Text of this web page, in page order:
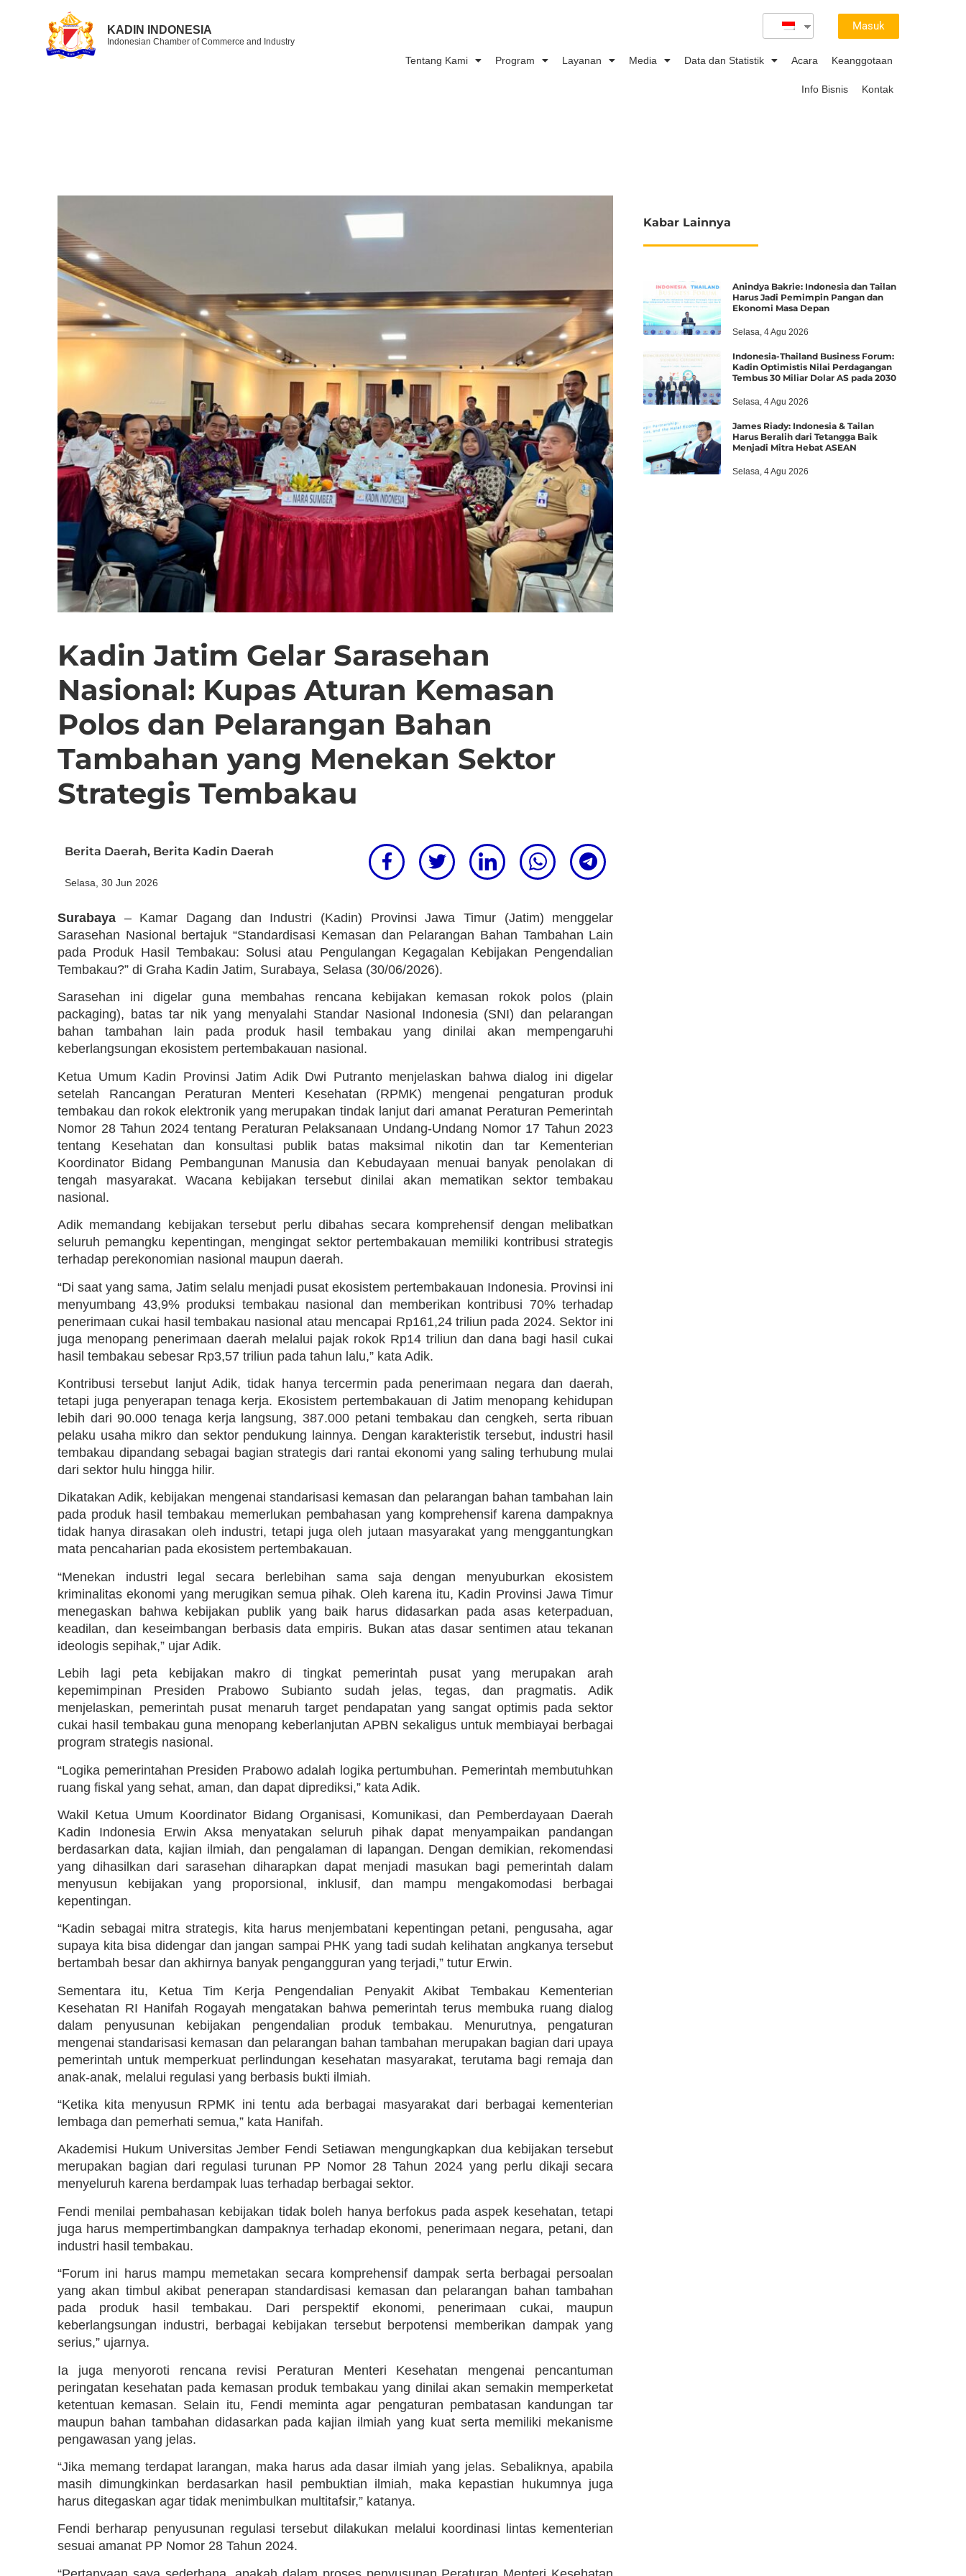
KADIN INDONESIA
Indonesian Chamber of Commerce and Industry
Masuk
Tentang Kami Program Layanan Media Data dan Statistik Acara Keanggotaan
Info Bisnis Kontak
Kadin Jatim Gelar Sarasehan
Nasional: Kupas Aturan Kemasan
Polos dan Pelarangan Bahan
Tambahan yang Menekan Sektor
Strategis Tembakau
Berita Daerah, Berita Kadin Daerah
Selasa, 30 Jun 2026
Surabaya – Kamar Dagang dan Industri (Kadin) Provinsi Jawa Timur (Jatim) menggelar
Sarasehan Nasional bertajuk “Standardisasi Kemasan dan Pelarangan Bahan Tambahan Lain
pada Produk Hasil Tembakau: Solusi atau Pengulangan Kegagalan Kebijakan Pengendalian
Tembakau?” di Graha Kadin Jatim, Surabaya, Selasa (30/06/2026).
Sarasehan ini digelar guna membahas rencana kebijakan kemasan rokok polos (plain
packaging), batas tar nik yang menyalahi Standar Nasional Indonesia (SNI) dan pelarangan
bahan tambahan lain pada produk hasil tembakau yang dinilai akan mempengaruhi
keberlangsungan ekosistem pertembakauan nasional.
Ketua Umum Kadin Provinsi Jatim Adik Dwi Putranto menjelaskan bahwa dialog ini digelar
setelah Rancangan Peraturan Menteri Kesehatan (RPMK) mengenai pengaturan produk
tembakau dan rokok elektronik yang merupakan tindak lanjut dari amanat Peraturan Pemerintah
Nomor 28 Tahun 2024 tentang Peraturan Pelaksanaan Undang-Undang Nomor 17 Tahun 2023
tentang Kesehatan dan konsultasi publik batas maksimal nikotin dan tar Kementerian
Koordinator Bidang Pembangunan Manusia dan Kebudayaan menuai banyak penolakan di
tengah masyarakat. Wacana kebijakan tersebut dinilai akan mematikan sektor tembakau
nasional.
Adik memandang kebijakan tersebut perlu dibahas secara komprehensif dengan melibatkan
seluruh pemangku kepentingan, mengingat sektor pertembakauan memiliki kontribusi strategis
terhadap perekonomian nasional maupun daerah.
“Di saat yang sama, Jatim selalu menjadi pusat ekosistem pertembakauan Indonesia. Provinsi ini
menyumbang 43,9% produksi tembakau nasional dan memberikan kontribusi 70% terhadap
penerimaan cukai hasil tembakau nasional atau mencapai Rp161,24 triliun pada 2024. Sektor ini
juga menopang penerimaan daerah melalui pajak rokok Rp14 triliun dan dana bagi hasil cukai
hasil tembakau sebesar Rp3,57 triliun pada tahun lalu,” kata Adik.
Kontribusi tersebut lanjut Adik, tidak hanya tercermin pada penerimaan negara dan daerah,
tetapi juga penyerapan tenaga kerja. Ekosistem pertembakauan di Jatim menopang kehidupan
lebih dari 90.000 tenaga kerja langsung, 387.000 petani tembakau dan cengkeh, serta ribuan
pelaku usaha mikro dan sektor pendukung lainnya. Dengan karakteristik tersebut, industri hasil
tembakau dipandang sebagai bagian strategis dari rantai ekonomi yang saling terhubung mulai
dari sektor hulu hingga hilir.
Dikatakan Adik, kebijakan mengenai standarisasi kemasan dan pelarangan bahan tambahan lain
pada produk hasil tembakau memerlukan pembahasan yang komprehensif karena dampaknya
tidak hanya dirasakan oleh industri, tetapi juga oleh jutaan masyarakat yang menggantungkan
mata pencaharian pada ekosistem pertembakauan.
“Menekan industri legal secara berlebihan sama saja dengan menyuburkan ekosistem
kriminalitas ekonomi yang merugikan semua pihak. Oleh karena itu, Kadin Provinsi Jawa Timur
menegaskan bahwa kebijakan publik yang baik harus didasarkan pada asas keterpaduan,
keadilan, dan keseimbangan berbasis data empiris. Bukan atas dasar sentimen atau tekanan
ideologis sepihak,” ujar Adik.
Lebih lagi peta kebijakan makro di tingkat pemerintah pusat yang merupakan arah
kepemimpinan Presiden Prabowo Subianto sudah jelas, tegas, dan pragmatis. Adik
menjelaskan, pemerintah pusat menaruh target pendapatan yang sangat optimis pada sektor
cukai hasil tembakau guna menopang keberlanjutan APBN sekaligus untuk membiayai berbagai
program strategis nasional.
“Logika pemerintahan Presiden Prabowo adalah logika pertumbuhan. Pemerintah membutuhkan
ruang fiskal yang sehat, aman, dan dapat diprediksi,” kata Adik.
Wakil Ketua Umum Koordinator Bidang Organisasi, Komunikasi, dan Pemberdayaan Daerah
Kadin Indonesia Erwin Aksa menyatakan seluruh pihak dapat menyampaikan pandangan
berdasarkan data, kajian ilmiah, dan pengalaman di lapangan. Dengan demikian, rekomendasi
yang dihasilkan dari sarasehan diharapkan dapat menjadi masukan bagi pemerintah dalam
menyusun kebijakan yang proporsional, inklusif, dan mampu mengakomodasi berbagai
kepentingan.
“Kadin sebagai mitra strategis, kita harus menjembatani kepentingan petani, pengusaha, agar
supaya kita bisa didengar dan jangan sampai PHK yang tadi sudah kelihatan angkanya tersebut
bertambah besar dan akhirnya banyak pengangguran yang terjadi,” tutur Erwin.
Sementara itu, Ketua Tim Kerja Pengendalian Penyakit Akibat Tembakau Kementerian
Kesehatan RI Hanifah Rogayah mengatakan bahwa pemerintah terus membuka ruang dialog
dalam penyusunan kebijakan pengendalian produk tembakau. Menurutnya, pengaturan
mengenai standarisasi kemasan dan pelarangan bahan tambahan merupakan bagian dari upaya
pemerintah untuk memperkuat perlindungan kesehatan masyarakat, terutama bagi remaja dan
anak-anak, melalui regulasi yang berbasis bukti ilmiah.
“Ketika kita menyusun RPMK ini tentu ada berbagai masyarakat dari berbagai kementerian
lembaga dan pemerhati semua,” kata Hanifah.
Akademisi Hukum Universitas Jember Fendi Setiawan mengungkapkan dua kebijakan tersebut
merupakan bagian dari regulasi turunan PP Nomor 28 Tahun 2024 yang perlu dikaji secara
menyeluruh karena berdampak luas terhadap berbagai sektor.
Fendi menilai pembahasan kebijakan tidak boleh hanya berfokus pada aspek kesehatan, tetapi
juga harus mempertimbangkan dampaknya terhadap ekonomi, penerimaan negara, petani, dan
industri hasil tembakau.
“Forum ini harus mampu memetakan secara komprehensif dampak serta berbagai persoalan
yang akan timbul akibat penerapan standardisasi kemasan dan pelarangan bahan tambahan
pada produk hasil tembakau. Dari perspektif ekonomi, penerimaan cukai, maupun
keberlangsungan industri, berbagai kebijakan tersebut berpotensi memberikan dampak yang
serius,” ujarnya.
Ia juga menyoroti rencana revisi Peraturan Menteri Kesehatan mengenai pencantuman
peringatan kesehatan pada kemasan produk tembakau yang dinilai akan semakin memperketat
ketentuan kemasan. Selain itu, Fendi meminta agar pengaturan pembatasan kandungan tar
maupun bahan tambahan didasarkan pada kajian ilmiah yang kuat serta memiliki mekanisme
pengawasan yang jelas.
“Jika memang terdapat larangan, maka harus ada dasar ilmiah yang jelas. Sebaliknya, apabila
masih dimungkinkan berdasarkan hasil pembuktian ilmiah, maka kepastian hukumnya juga
harus ditegaskan agar tidak menimbulkan multitafsir,” katanya.
Fendi berharap penyusunan regulasi tersebut dilakukan melalui koordinasi lintas kementerian
sesuai amanat PP Nomor 28 Tahun 2024.
Kabar Lainnya
Anindya Bakrie: Indonesia dan Tailan
Harus Jadi Pemimpin Pangan dan
Ekonomi Masa Depan
Selasa, 4 Agu 2026
Indonesia-Thailand Business Forum:
Kadin Optimistis Nilai Perdagangan
Tembus 30 Miliar Dolar AS pada 2030
Selasa, 4 Agu 2026
James Riady: Indonesia & Tailan
Harus Beralih dari Tetangga Baik
Menjadi Mitra Hebat ASEAN
Selasa, 4 Agu 2026